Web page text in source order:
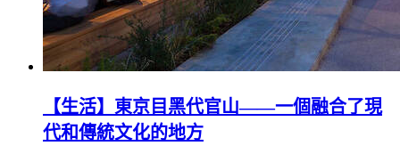
【生活】東京目黑代官山——一個融合了現
代和傳統文化的地方